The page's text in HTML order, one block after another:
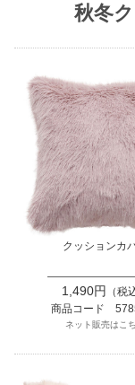
秋冬
クッションカ
1,490円
（税
商品コード
ネット販売はこ